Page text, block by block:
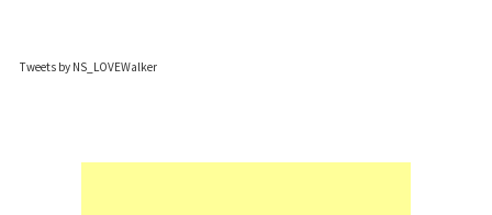
Tweets by NS_LOVEWalker